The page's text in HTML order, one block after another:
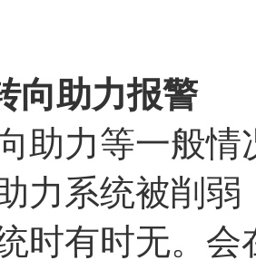
向助力报警
助力等一般情
力系统被削
时有时无。